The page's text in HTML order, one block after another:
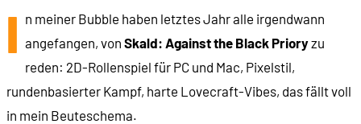
I n meiner Bubble haben letztes Jahr alle irgendwann
angefangen, von Skald: Against the Black Prioryzu
reden: 2D-Rollenspiel für PC und Mac, Pixelstil,
rundenbasierter Kampf, harte Lovecraft-Vibes, das fällt voll
in mein Beuteschema.